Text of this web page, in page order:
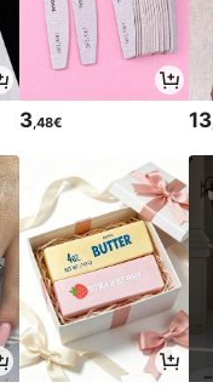
3,48€ 13